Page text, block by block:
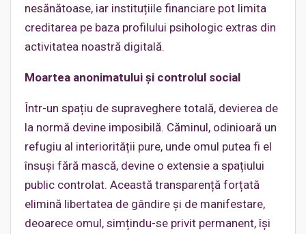
nesănătoase, iar instituțiile financiare pot limita
creditarea pe baza profilului psihologic extras din
activitatea noastră digitală.
Moartea anonimatului și controlul social
Într-un spațiu de supraveghere totală, devierea de
la normă devine imposibilă. Căminul, odinioară un
refugiu al interiorității pure, unde omul putea fi el
însuși fără mască, devine o extensie a spațiului
public controlat. Această transparență forțată
elimină libertatea de gândire și de manifestare,
deoarece omul, simțindu-se privit permanent, își